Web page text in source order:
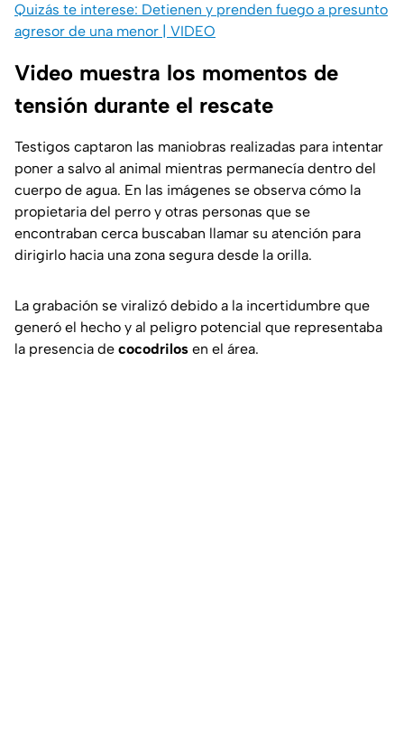
Quizás te interese: Detienen y prenden fuego a presunto
agresor de una menor | VIDEO
Video muestra los momentos de
tensión durante el rescate
Testigos captaron las maniobras realizadas para intentar
poner a salvo al animal mientras permanecía dentro del
cuerpo de agua. En las imágenes se observa cómo la
propietaria del perro y otras personas que se
encontraban cerca buscaban llamar su atención para
dirigirlo hacia una zona segura desde la orilla.
La grabación se viralizó debido a la incertidumbre que
generó el hecho y al peligro potencial que representaba
la presencia de cocodrilos en el área.